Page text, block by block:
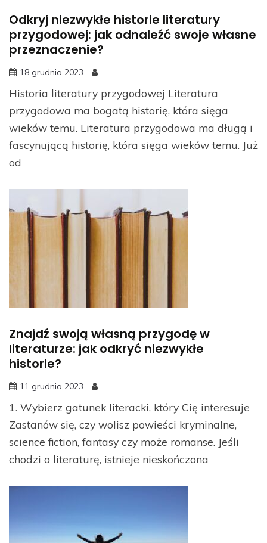
Odkryj niezwykłe historie literatury
przygodowej: jak odnaleźć swoje własne
przeznaczenie?
18 grudnia 2023
Historia literatury przygodowej Literatura
przygodowa ma bogatą historię, która sięga
wieków temu. Literatura przygodowa ma długą i
fascynującą historię, która sięga wieków temu. Już
od
Znajdź swoją własną przygodę w
literaturze: jak odkryć niezwykłe
historie?
11 grudnia 2023
1. Wybierz gatunek literacki, który Cię interesuje
Zastanów się, czy wolisz powieści kryminalne,
science fiction, fantasy czy może romanse. Jeśli
chodzi o literaturę, istnieje nieskończona